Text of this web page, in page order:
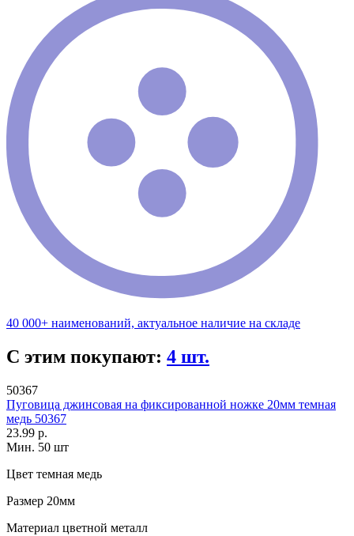
40 000+ наименований, актуальное наличие на складе
С этим покупают: 4 шт.
50367
Пуговица джинсовая на фиксированной ножке 20мм темная
медь 50367
23.99 р.
Мин. 50 шт
Цвет темная медь
Размер 20мм
Материал цветной металл